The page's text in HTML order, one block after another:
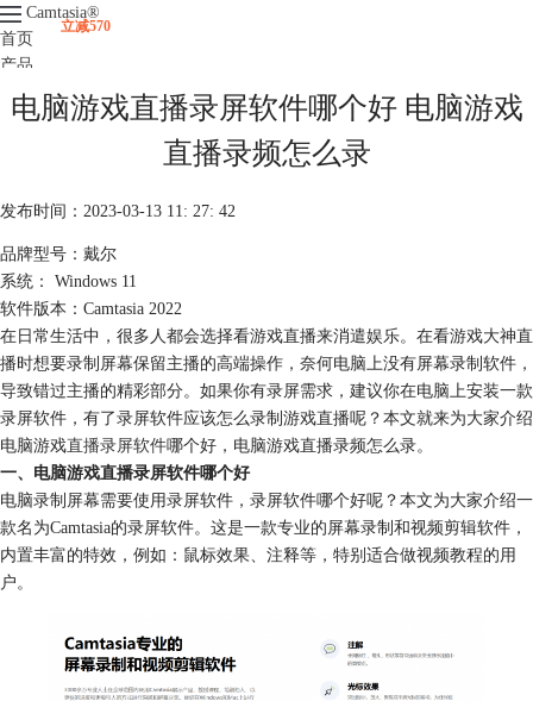
Camtasia®
首页
产品
下载
升级
立减570
电脑游戏直播录屏软件哪个好 电脑游戏
直播录频怎么录
发布时间：2023-03-13 11: 27: 42
品牌型号：戴尔
系统： Windows 11
软件版本：Camtasia 2022
在日常生活中，很多人都会选择看游戏直播来消遣娱乐。在看游戏大神直
播时想要录制屏幕保留主播的高端操作，奈何电脑上没有屏幕录制软件，
导致错过主播的精彩部分。如果你有录屏需求，建议你在电脑上安装一款
录屏软件，有了录屏软件应该怎么录制游戏直播呢？本文就来为大家介绍
电脑游戏直播录屏软件哪个好，电脑游戏直播录频怎么录。
一、电脑游戏直播录屏软件哪个好
电脑录制屏幕需要使用录屏软件，录屏软件哪个好呢？本文为大家介绍一
款名为Camtasia的录屏软件。这是一款专业的屏幕录制和视频剪辑软件，
内置丰富的特效，例如：鼠标效果、注释等，特别适合做视频教程的用
户。